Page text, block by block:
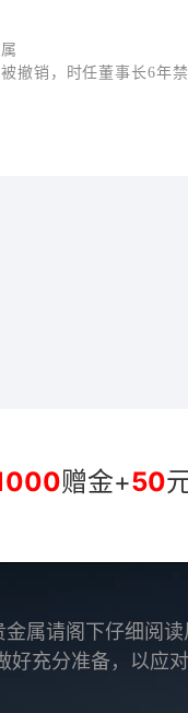
撤销，时任董事长6年
赠金+50
属请阁下仔细阅
充分准备，以应对